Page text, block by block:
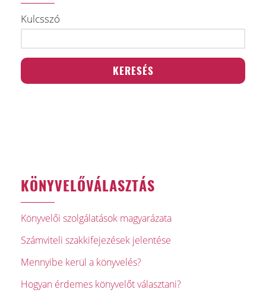
Kulcsszó
KÖNYVELŐVÁLASZTÁS
Könyvelői szolgálatások magyarázata
Számviteli szakkifejezések jelentése
Mennyibe kerül a könyvelés?
Hogyan érdemes könyvelőt választani?